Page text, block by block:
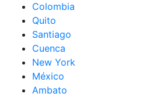
Colombia
Quito
Santiago
Cuenca
New York
México
Ambato